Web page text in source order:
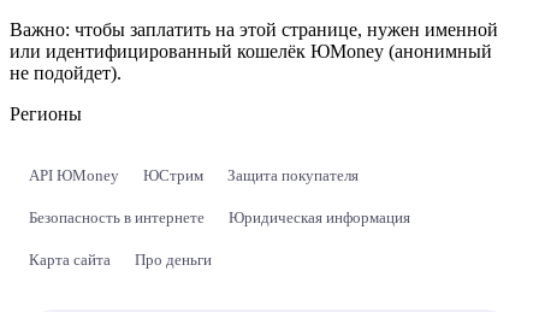
Важно: чтобы заплатить на этой странице, нужен именной
или идентифицированный кошелёк ЮMoney (анонимный
не подойдет).
Регионы
API ЮMoney ЮСтрим Защита покупателя
Безопасность в интернете Юридическая информация
Карта сайта Про деньги